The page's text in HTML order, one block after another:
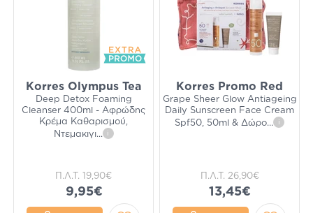
Korres Olympus Tea
Deep Detox Foaming
Cleanser 400ml - Αφρώδης
Κρέμα Καθαρισμού,
Ντεμακιγι... i
Π.Λ.Τ. 19,90€
9,95€
Korres Promo Red
Grape Sheer Glow Antiageing
Daily Sunscreen Face Cream
Spf50, 50ml & Δώρο... i
Π.Λ.Τ. 26,90€
13,45€